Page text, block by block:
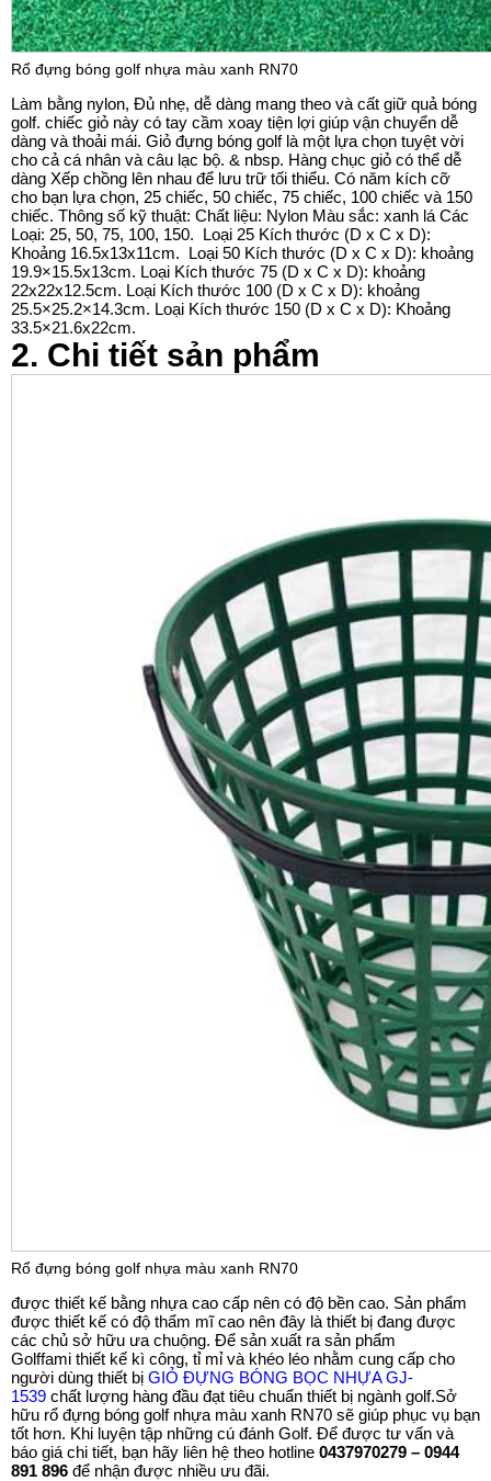
Rổ đựng bóng golf nhựa màu xanh RN70
Làm bằng nylon, Đủ nhẹ, dễ dàng mang theo và cất giữ quả bóng
golf. chiếc giỏ này có tay cầm xoay tiện lợi giúp vận chuyển dễ
dàng và thoải mái. Giỏ đựng bóng golf là một lựa chọn tuyệt vời
cho cả cá nhân và câu lạc bộ. & nbsp. Hàng chục giỏ có thể dễ
dàng Xếp chồng lên nhau để lưu trữ tối thiểu. Có năm kích cỡ
cho bạn lựa chọn, 25 chiếc, 50 chiếc, 75 chiếc, 100 chiếc và 150
chiếc. Thông số kỹ thuật: Chất liệu: Nylon Màu sắc: xanh lá Các
Loại: 25, 50, 75, 100, 150. Loại 25 Kích thước (D x C x D):
Khoảng 16.5x13x11cm. Loại 50 Kích thước (D x C x D): khoảng
19.9×15.5x13cm. Loại Kích thước 75 (D x C x D): khoảng
22x22x12.5cm. Loại Kích thước 100 (D x C x D): khoảng
25.5×25.2×14.3cm. Loại Kích thước 150 (D x C x D): Khoảng
33.5×21.6x22cm.
2. Chi tiết sản phẩm
Rổ đựng bóng golf nhựa màu xanh RN70
được thiết kế bằng nhựa cao cấp nên có độ bền cao. Sản phẩm
được thiết kế có độ thẩm mĩ cao nên đây là thiết bị đang được
các chủ sở hữu ưa chuộng. Để sản xuất ra sản phẩm
Golffami thiết kế kì công, tỉ mỉ và khéo léo nhằm cung cấp cho
người dùng thiết bị GIỎ ĐỰNG BÓNG BỌC NHỰA GJ-
1539 chất lượng hàng đầu đạt tiêu chuẩn thiết bị ngành golf.Sở
hữu rổ đựng bóng golf nhựa màu xanh RN70 sẽ giúp phục vụ bạn
tốt hơn. Khi luyện tập những cú đánh Golf. Để được tư vấn và
báo giá chi tiết, bạn hãy liên hệ theo hotline 0437970279 – 0944
891 896 để nhận được nhiều ưu đãi.